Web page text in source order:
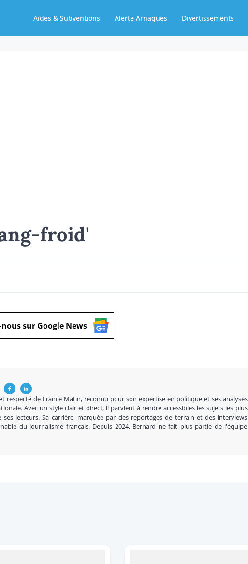
Aides & Subventions Alerte Arnaques Divertissements
froid'
sur Google News
respecté de France Matin, reconnu pour son expertise en politique et ses analyses
Avec un style clair et direct, il parvient à rendre accessibles les sujets les plus
lecteurs. Sa carrière, marquée par des reportages de terrain et des interviews
du journalisme français. Depuis 2024, Bernard ne fait plus partie de l'équipe